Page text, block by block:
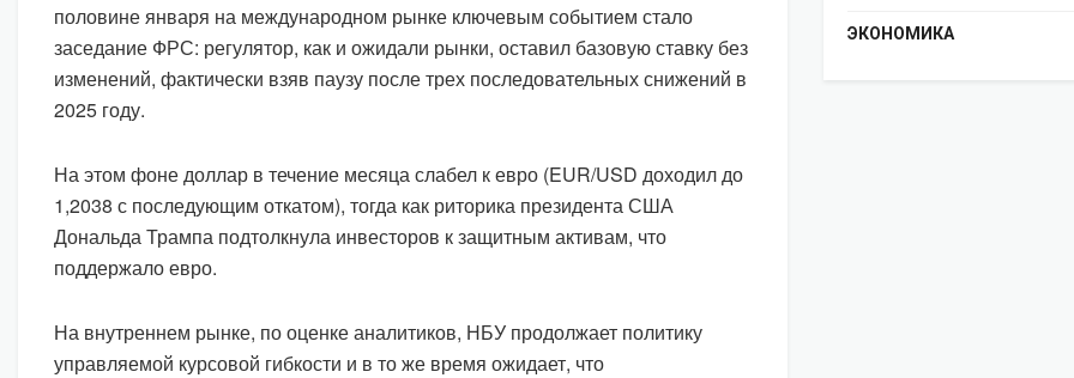
половине января на международном рынке ключевым событием стало
заседание ФРС: регулятор, как и ожидали рынки, оставил базовую ставку без
изменений, фактически взяв паузу после трех последовательных снижений в
2025 году.
На этом фоне доллар в течение месяца слабел к евро (EUR/USD доходил до
1,2038 с последующим откатом), тогда как риторика президента США
Дональда Трампа подтолкнула инвесторов к защитным активам, что
поддержало евро.
На внутреннем рынке, по оценке аналитиков, НБУ продолжает политику
управляемой курсовой гибкости и в то же время ожидает, что
ЭКОНОМИКА